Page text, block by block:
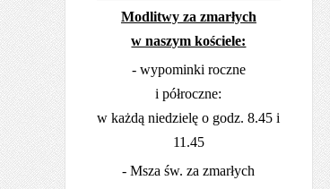
Modlitwy za zmarłych
w naszym kościele:
- wypominki roczne
i półroczne:
w każdą niedzielę o godz. 8.45 i
11.45
- Msza św. za zmarłych